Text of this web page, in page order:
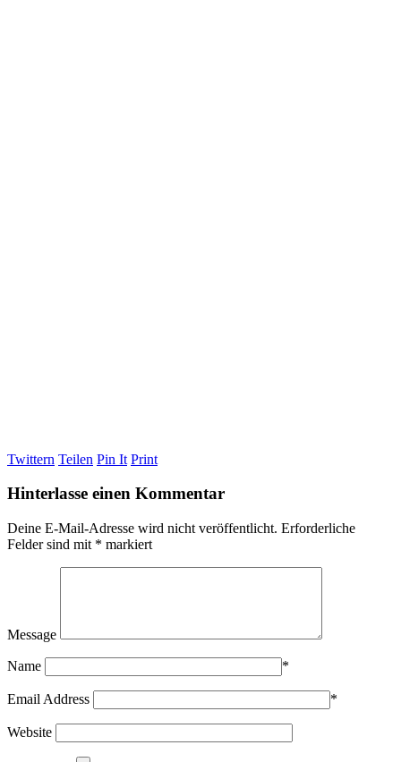
Twittern Teilen Pin It Print
Hinterlasse einen Kommentar
Deine E-Mail-Adresse wird nicht veröffentlicht. Erforderliche
Felder sind mit * markiert
Message
Name *
Email Address *
Website